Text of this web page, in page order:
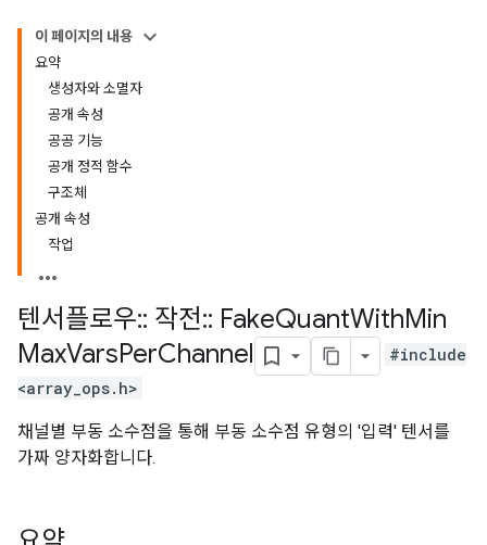
이 페이지의 내용
요약
생성자와 소멸자
공개 속성
공공 기능
공개 정적 함수
구조체
공개 속성
작업
텐서플로우:: 작전:: FakeQuantWithMin
MaxVarsPerChannel
#include
<array_ops.h>
채널별 부동 소수점을 통해 부동 소수점 유형의 '입력' 텐서를
가짜 양자화합니다.